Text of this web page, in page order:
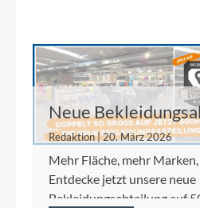
Neue
auf 500 m²
Redaktion | 20. März 2026
Mehr Fläche, mehr
Entdecke jetzt unsere neue
Bekleidungsabteilung auf